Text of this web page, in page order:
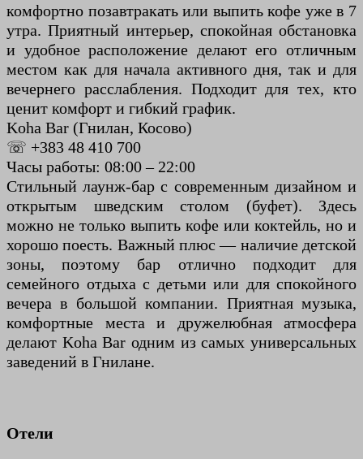
комфортно позавтракать или выпить кофе уже в 7
утра. Приятный интерьер, спокойная обстановка
и удобное расположение делают его отличным
местом как для начала активного дня, так и для
вечернего расслабления. Подходит для тех, кто
ценит комфорт и гибкий график.
Koha Bar (Гнилан, Косово)
☏ +383 48 410 700
Часы работы: 08:00 – 22:00
Стильный лаунж-бар с современным дизайном и
открытым шведским столом (буфет). Здесь
можно не только выпить кофе или коктейль, но и
хорошо поесть. Важный плюс — наличие детской
зоны, поэтому бар отлично подходит для
семейного отдыха с детьми или для спокойного
вечера в большой компании. Приятная музыка,
комфортные места и дружелюбная атмосфера
делают Koha Bar одним из самых универсальных
заведений в Гнилане.
Отели